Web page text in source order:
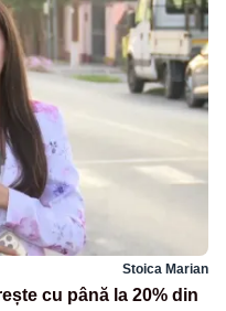
Stoica Marian
cu până la 20% din